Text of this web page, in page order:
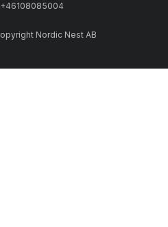
Nordic Nest AB